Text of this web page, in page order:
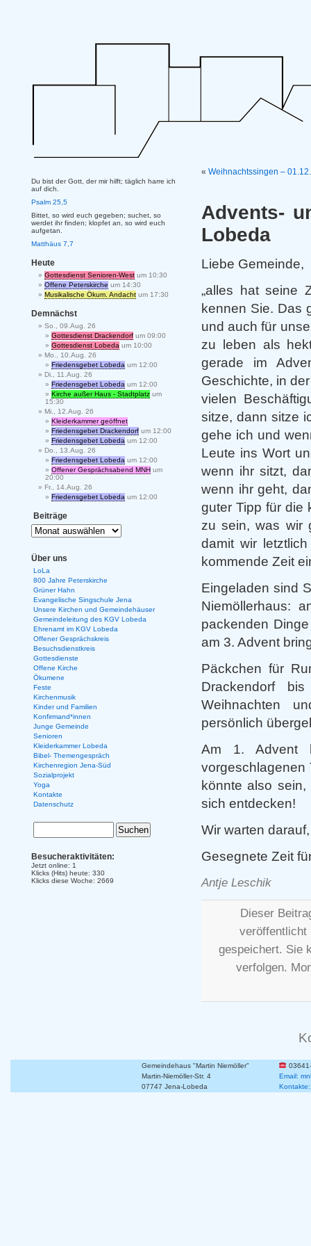
« Weihnachtssingen –
Advents-
Lobeda
Liebe Gemeinde,
„alles hat seine
kennen Sie. Das
und auch für
zu leben als
gerade im
Geschichte, in
vielen
sitze, dann sitze
gehe ich und
Leute ins Wort
wenn ihr sitzt,
wenn ihr geht,
guter Tipp für die
zu sein, was wir
damit wir
kommende Zeit
Eingeladen sind
Niemöllerhaus:
packenden
am 3. Advent
Päckchen für
Drackendorf
Weihnachten
persönlich
Am 1. Advent
vorgeschlagenen
könnte also
sich entdecken!
Wir warten
Gesegnete
Antje Leschik
Dieser
veröffentlicht
gespeichert. Sie
verfolgen.
Du bist der Gott, der mir hilft; täglich harre ich
auf dich.
Psalm 25,5
Bittet, so wird euch gegeben; suchet, so
werdet ihr finden; klopfet an, so wird euch
aufgetan.
Matthäus 7,7
Heute
Gottesdienst Senioren-West um 10:30
Offene Peterskirche um 14:30
Musikalische Ökum. Andacht um 17:30
Demnächst
So., 09.Aug. 26
Gottesdienst Drackendorf um 09:00
Gottesdienst Lobeda um 10:00
Mo., 10.Aug. 26
Friedensgebet Lobeda um 12:00
Di., 11.Aug. 26
Friedensgebet Lobeda um 12:00
Kirche außer Haus - Stadtplatz um
15:30
Mi., 12.Aug. 26
Kleiderkammer geöffnet
Friedensgebet Drackendorf um 12:00
Friedensgebet Lobeda um 12:00
Do., 13.Aug. 26
Friedensgebet Lobeda um 12:00
Offener Gesprächsabend MNH um
20:00
Fr., 14.Aug. 26
Friedensgebet Lobeda um 12:00
Beiträge
Über uns
LoLa
800 Jahre Peterskirche
Grüner Hahn
Evangelische Singschule Jena
Unsere Kirchen und Gemeindehäuser
Gemeindeleitung des KGV Lobeda
Ehrenamt im KGV Lobeda
Offener Gesprächskreis
Besuchsdienstkreis
Gottesdienste
Offene Kirche
Ökumene
Feste
Kirchenmusik
Kinder und Familien
Konfirmand*innen
Junge Gemeinde
Senioren
Kleiderkammer Lobeda
Bibel- Themengespräch
Kirchenregion Jena-Süd
Sozialprojekt
Yoga
Kontakte
Datenschutz
Besucheraktivitäten:
Jetzt online: 1
Klicks (Hits) heute: 330
Klicks diese Woche: 2669
Gemeindehaus "Martin Niemöller"
Martin-Niemöller-Str. 4
Email:
07747 Jena-Lobeda